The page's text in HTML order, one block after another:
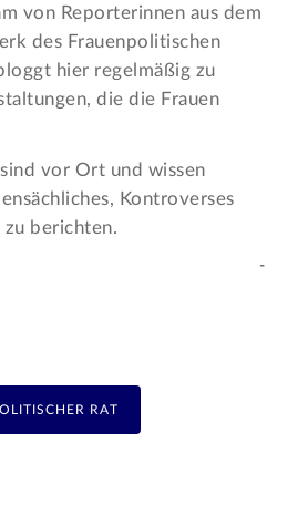
von Reporterinnen aus dem
des Frauen­politischen
hier regelmäßig zu
die die Frauen
vor Ort und wissen
Kontroverses
zu berichten.
-
RAT